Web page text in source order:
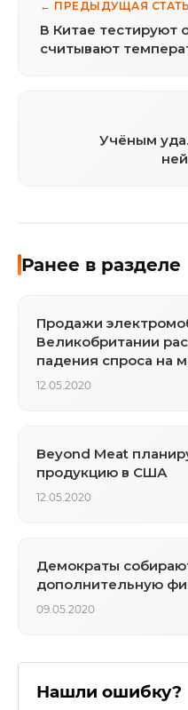
← ПРЕДЫДУЩАЯ
В Китае тестируют
считывают
Учёным
Ранее в разделе
Продажи
Великобритании
падения спроса на
12.05.2020
Beyond Meat
продукцию в США
12.05.2020
Демократы
дополнительную
09.05.2020
Нашли ошибку?